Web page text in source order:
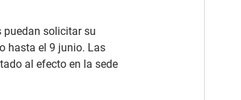
puedan solicitar su
hasta el 9 junio. Las
al efecto en la sede